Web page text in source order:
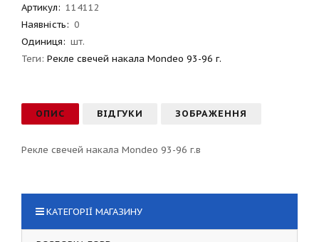
Артикул: 114112
Наявність: 0
Одиниця: шт.
Теги: Рекле свечей накала Mondeo 93-96 г.
ОПИС ВІДГУКИ ЗОБРАЖЕННЯ
Рекле свечей накала Mondeo 93-96 г.в
КАТЕГОРІЇ МАГАЗИНУ